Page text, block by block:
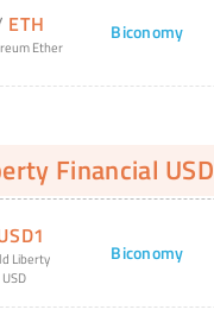
ETH
Ether
Biconomy
Financial USD
Liberty
Biconomy